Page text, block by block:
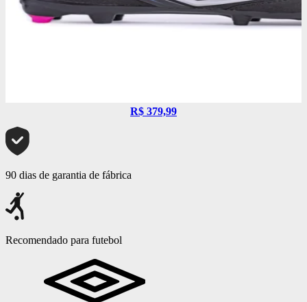
R$ 379,99
90 dias de garantia de fábrica
Recomendado para futebol